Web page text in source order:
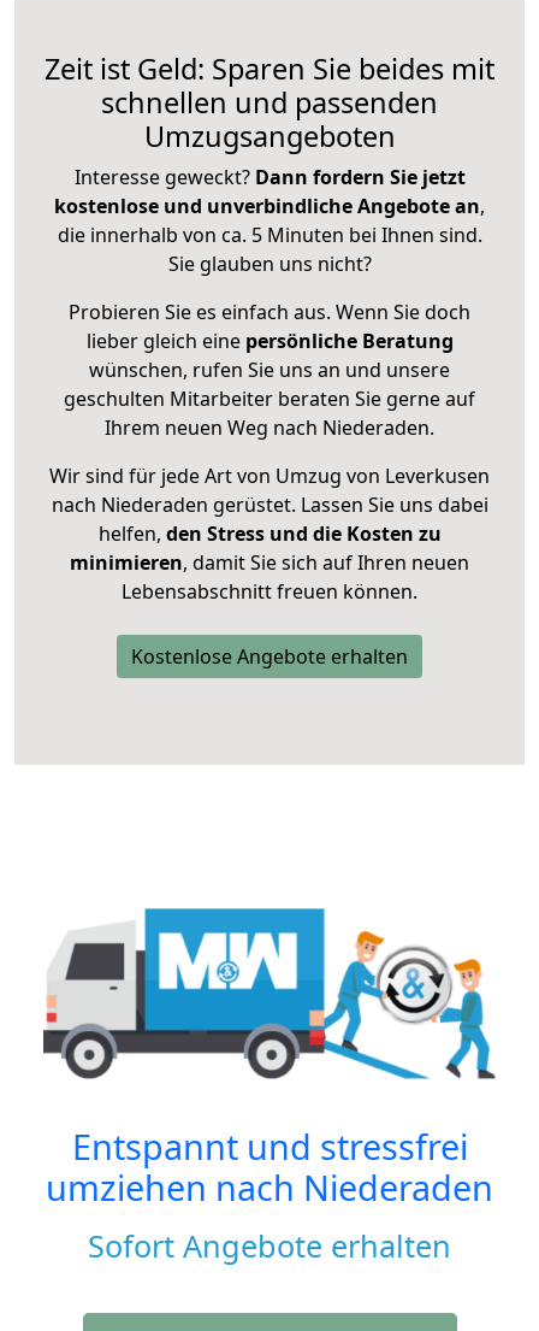
Zeit ist Geld: Sparen Sie beides mit
schnellen und passenden
Umzugsangeboten
Interesse geweckt? Dann fordern Sie jetzt
kostenlose und unverbindliche Angebote an,
die innerhalb von ca. 5 Minuten bei Ihnen sind.
Sie glauben uns nicht?
Probieren Sie es einfach aus. Wenn Sie doch
lieber gleich eine persönliche Beratung
wünschen, rufen Sie uns an und unsere
geschulten Mitarbeiter beraten Sie gerne auf
Ihrem neuen Weg nach Niederaden.
Wir sind für jede Art von Umzug von Leverkusen
nach Niederaden gerüstet. Lassen Sie uns dabei
helfen, den Stress und die Kosten zu
minimieren, damit Sie sich auf Ihren neuen
Lebensabschnitt freuen können.
Kostenlose Angebote erhalten
Entspannt und stressfrei
umziehen nach Niederaden
Sofort Angebote erhalten